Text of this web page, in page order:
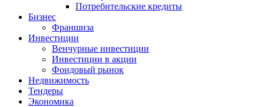
Потребительские кредиты
Бизнес
Франшиза
Инвестиции
Венчурные инвестиции
Инвестиции в акции
Фондовый рынок
Недвижимость
Тендеры
Экономика